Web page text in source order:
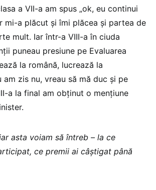
a VII-a am spus „ok, eu continui
mi-a plăcut și îmi plăcea și partea de
mult. Iar într-a VIII-a în ciuda
puneau presiune pe Evaluarea
la română, lucrează la
am zis nu, vreau să mă duc și pe
a la final am obținut o mențiune
asta voiam să întreb – la ce
ce premii ai câștigat până